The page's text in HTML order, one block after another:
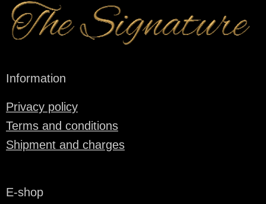
Information
Privacy policy
Terms and conditions
Shipment and charges
E-shop